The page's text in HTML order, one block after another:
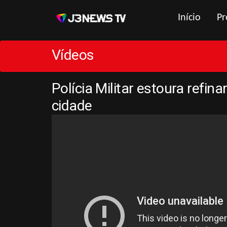
Início
Vídeos
Polícia Militar estoura
cidade